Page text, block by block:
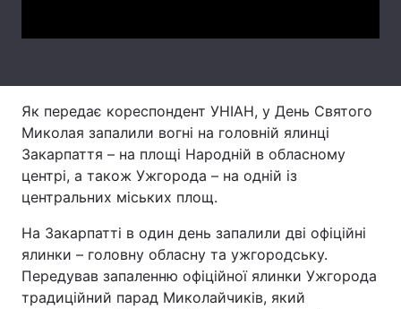
Як передає кореспондент УНІАН, у День Святого
Миколая запалили вогні на головній ялинці
Закарпаття – на площі Народній в обласному
центрі, а також Ужгорода – на одній із
центральних міських площ.
На Закарпатті в один день запалили дві офіційні
ялинки – головну обласну та ужгородську.
Передував запаленню офіційної ялинки Ужгорода
традиційний парад Миколайчиків, який